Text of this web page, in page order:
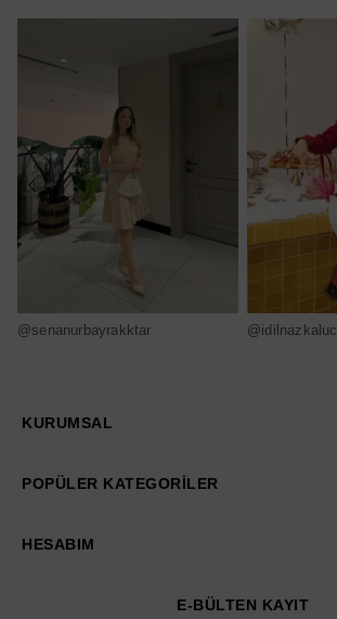
@senanurbayrakktar @idilnazkaluc
KURUMSAL
POPÜLER KATEGORİLER
HESABIM
E-BÜLTEN KAYIT